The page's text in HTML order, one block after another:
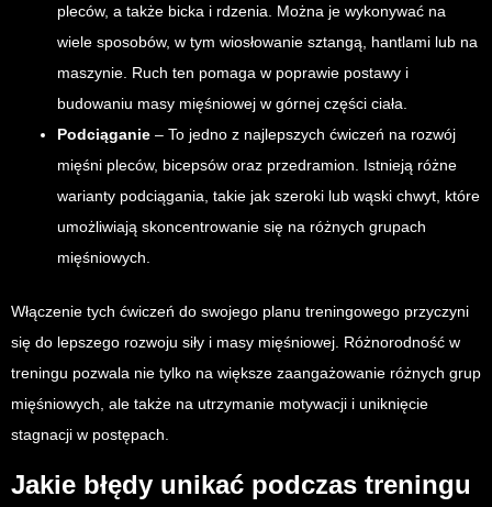
pleców, a także bicka i rdzenia. Można je wykonywać na
wiele sposobów, w tym wiosłowanie sztangą, hantlami lub na
maszynie. Ruch ten pomaga w poprawie postawy i
budowaniu masy mięśniowej w górnej części ciała.
Podciąganie – To jedno z najlepszych ćwiczeń na rozwój
mięśni pleców, bicepsów oraz przedramion. Istnieją różne
warianty podciągania, takie jak szeroki lub wąski chwyt, które
umożliwiają skoncentrowanie się na różnych grupach
mięśniowych.
Włączenie tych ćwiczeń do swojego planu treningowego przyczyni
się do lepszego rozwoju siły i masy mięśniowej. Różnorodność w
treningu pozwala nie tylko na większe zaangażowanie różnych grup
mięśniowych, ale także na utrzymanie motywacji i uniknięcie
stagnacji w postępach.
Jakie błędy unikać podczas treningu